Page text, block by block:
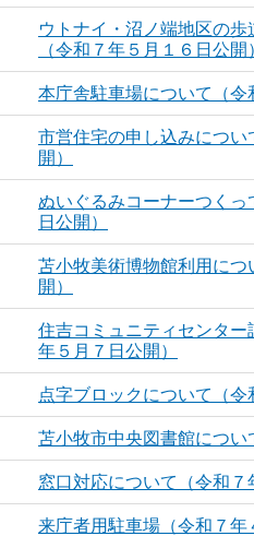
ウトナイ・沼ノ端地区の
（令和７年５月１６日公開
本庁舎駐車場について（令
市営住宅の申し込みにつ
開）
ぬいぐるみコーナーつくっ
日公開）
苫小牧美術博物館利用に
開）
住吉コミュニティセンター
年５月７日公開）
点字ブロックについて（令
苫小牧市中央図書館につい
窓口対応について（令和７
来庁者用駐車場（令和７年